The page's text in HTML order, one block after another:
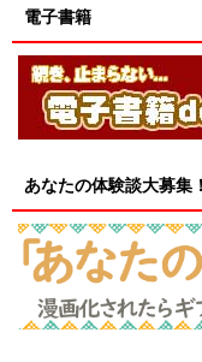
電子書籍
あなたの体験談大募集！